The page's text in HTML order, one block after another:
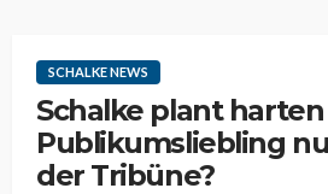
SCHALKE NEWS
Schalke plant
Publikumsliebling
der Tribüne?